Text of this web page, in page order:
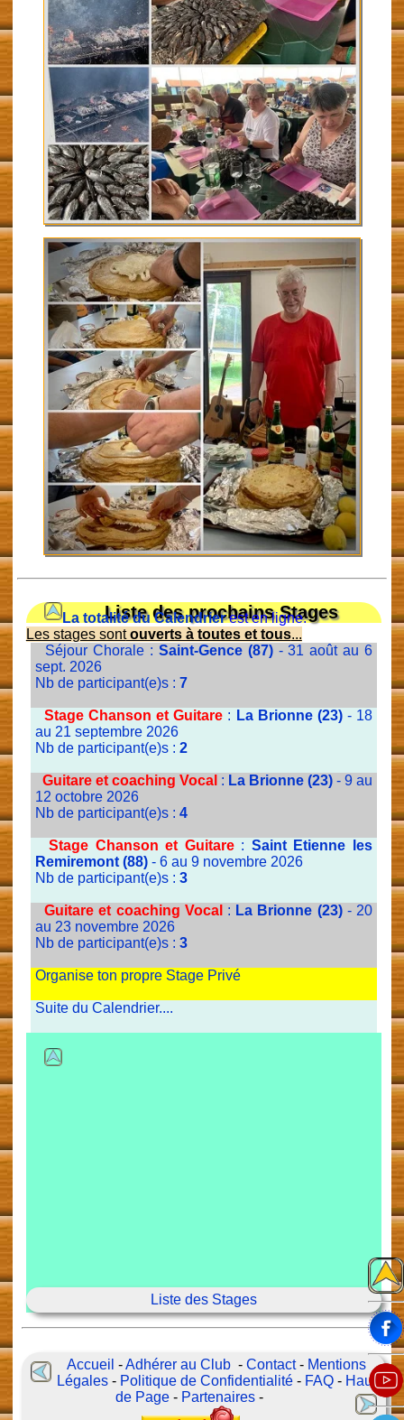
Liste des prochains Stages
La totalité du Calendrierest en ligne.
Les stages sontouverts à toutes et tous...
Séjour Chorale : Saint-Gence (87)- 31 août au 6
sept. 2026
Nb de participant(e)s : 7
Stage Chanson et Guitare : La Brionne (23)- 18
au 21 septembre 2026
Nb de participant(e)s : 2
Guitare et coaching Vocal : La Brionne (23)- 9 au
12 octobre 2026
Nb de participant(e)s : 4
Stage Chanson et Guitare: Saint Etienne les
Remiremont (88)- 6 au 9 novembre 2026
Nb de participant(e)s : 3
Guitare et coaching Vocal : La Brionne (23)- 20
au 23 novembre 2026
Nb de participant(e)s : 3
Organise ton propre Stage Privé
Suite du Calendrier....
Liste des Stages
Accueil -Adhérer au Club -Contact- Mentions
Légales - Politique de Confidentialité - FAQ - Haut
de Page- Partenaires-